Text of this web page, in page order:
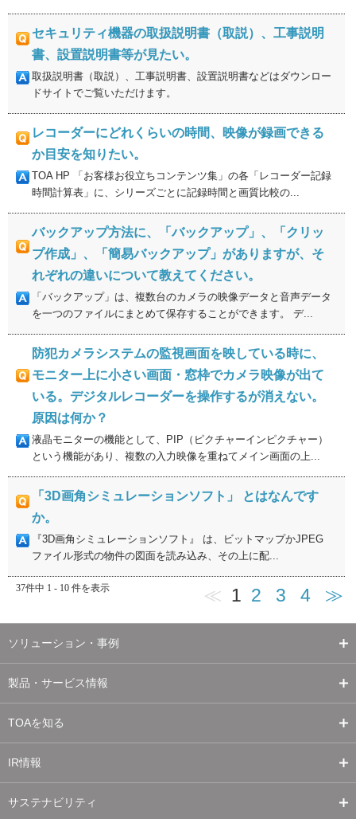
セキュリティ機器の取扱説明書（取説）、工事説明
書、設置説明書等が見たい。
取扱説明書（取説）、工事説明書、設置説明書などはダウンロー
ドサイトでご覧いただけます。
レコーダーにどれくらいの時間、映像が録画できる
か目安を知りたい。
TOA HP 「お客様お役立ちコンテンツ集」の各「レコーダー記録
時間計算表」に、シリーズごとに記録時間と画質比較の...
バックアップ方法に、「バックアップ」、「クリッ
プ作成」、「簡易バックアップ」がありますが、そ
れぞれの違いについて教えてください。
「バックアップ」は、複数台のカメラの映像データと音声データ
を一つのファイルにまとめて保存することができます。 デ...
防犯カメラシステムの監視画面を映している時に、
モニター上に小さい画面・窓枠でカメラ映像が出て
いる。デジタルレコーダーを操作するが消えない。
原因は何か？
液晶モニターの機能として、PIP（ピクチャーインピクチャー）
という機能があり、複数の入力映像を重ねてメイン画面の上...
「3D画角シミュレーションソフト」 とはなんです
か。
『3D画角シミュレーションソフト』 は、ビットマップかJPEG
ファイル形式の物件の図面を読み込み、その上に配...
37件中 1 - 10 件を表示 ≪ 1 2 3 4 ≫
ソリューション・事例
製品・サービス情報
TOAを知る
IR情報
サステナビリティ